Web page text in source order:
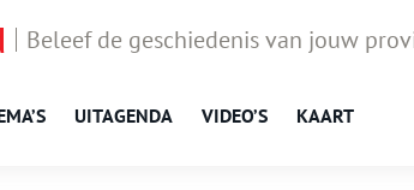
Beleef de geschiedenis van jouw
UITAGENDA VIDEO’S KAART